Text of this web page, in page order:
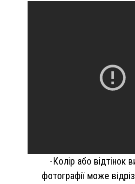
-Колір або відтінок
фотографії може